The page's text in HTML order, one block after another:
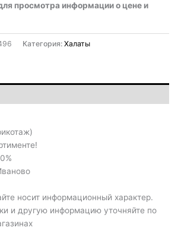
просмотра информации о цене и
Категория: Халаты
носит информационный характер.
и другую информацию уточняйте по